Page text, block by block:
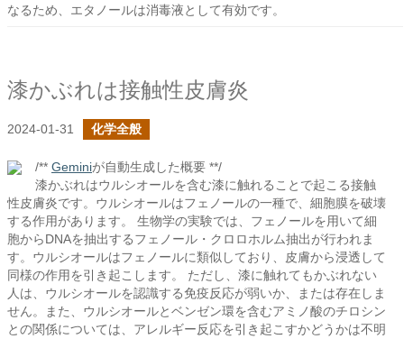
なるため、エタノールは消毒液として有効です。
漆かぶれは接触性皮膚炎
2024-01-31 化学全般
/** Geminiが自動生成した概要 **/
漆かぶれはウルシオールを含む漆に触れることで起こる接触
性皮膚炎です。ウルシオールはフェノールの一種で、細胞膜を破壊
する作用があります。 生物学の実験では、フェノールを用いて細
胞からDNAを抽出するフェノール・クロロホルム抽出が行われま
す。ウルシオールはフェノールに類似しており、皮膚から浸透して
同様の作用を引き起こします。 ただし、漆に触れてもかぶれない
人は、ウルシオールを認識する免疫反応が弱いか、または存在しま
せん。また、ウルシオールとベンゼン環を含むアミノ酸のチロシン
との関係については、アレルギー反応を引き起こすかどうかは不明